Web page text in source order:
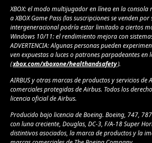
XBOX: el modo multijugador en línea en la consola
a XBOX Game Pass (las suscripciones se venden
intergeneracional podría estar limitado a ciertos
Windows 10/11: el rendimiento mejora con
ADVERTENCIA: Algunas personas pueden
ven expuestas a luces o patrones parpadeantes en
(xbox.com/xboxone/healthandsafety).
AIRBUS y otras marcas de productos y servicios de
comerciales protegidas de Airbus. Todos los
licencia oficial de Airbus.
Producido bajo licencia de Boeing. Boeing, 747,
con luna creciente, Douglas, DC-3, F/A-18 Super
distintivos asociados, la marca de productos y la